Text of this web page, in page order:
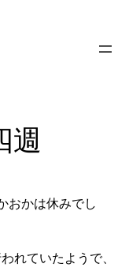
週
かは休みでし
れていたようで、